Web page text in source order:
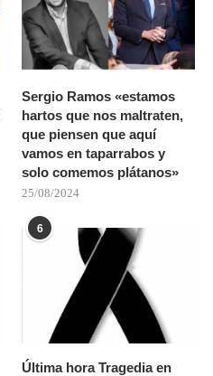
Sergio Ramos «estamos
hartos que nos maltraten,
que piensen que aquí
vamos en taparrabos y
solo comemos plátanos»
25/08/2024
6
Última hora Tragedia en